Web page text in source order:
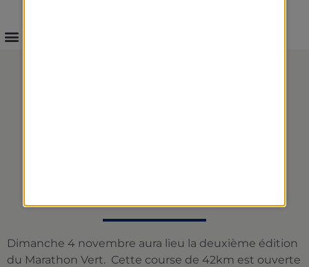
Dimanche 4 novembre aura lieu la deuxième édition
du Marathon Vert. Cette course de 42km est ouverte